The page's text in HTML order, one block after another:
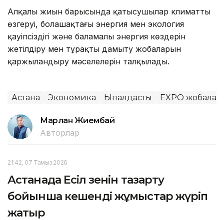
Алқалы жиын барысында қатысушылар климаттың
өзгеруі, болашақтағы энергия мен экология
қауіпсіздігі және баламалы энергия көздерін
жетілдіру мен тұрақты дамыту жобаларын
қаржыландыру мәселелерін талқылады.
Астана Экономика Ықпалдастық EXPO
Марлан Жиембай
Авторлар
21:42, 07 Тамыз 2026
Астанада Есіл өзенін тазарту
бойынша кешенді жұмыстар жүріп
жатыр